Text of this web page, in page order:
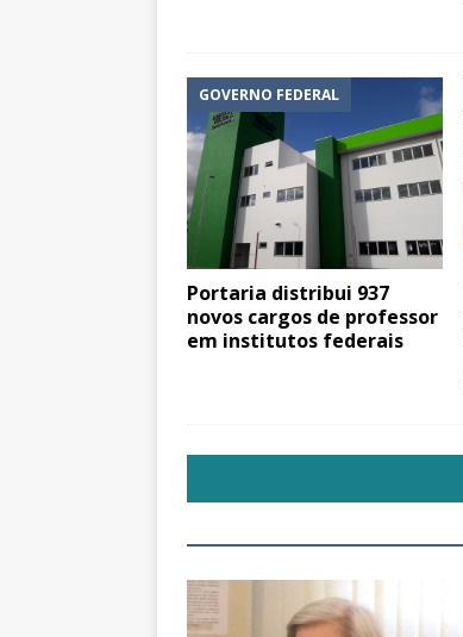
GOVERNO FEDERAL
Portaria distribui 937
novos cargos de professor
em institutos federais